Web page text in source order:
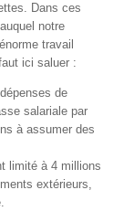
Dans ces
notre
travail
ici saluer :
de
salariale par
à assumer des
limité à 4 millions
extérieurs,